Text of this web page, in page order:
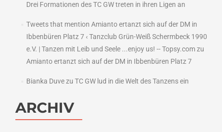
Drei Formationen des TC GW treten in ihren Ligen an
Tweets that mention Amianto ertanzt sich auf der DM in
Ibbenbüren Platz 7 ‹ Tanzclub Grün-Weiß Schermbeck 1990
e.V. | Tanzen mit Leib und Seele ...enjoy us! -- Topsy.comzu
Amianto ertanzt sich auf der DM in Ibbenbüren Platz 7
Bianka Duvezu TC GW lud in die Welt des Tanzens ein
ARCHIV